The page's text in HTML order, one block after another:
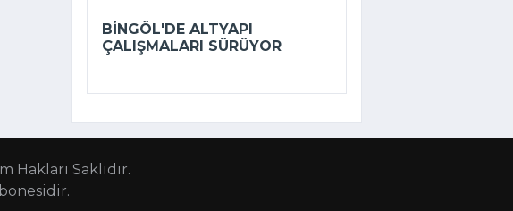
BINGÖL'DE ALTYAPI
ÇALIŞMALARI SÜRÜYOR
Saklıdır.